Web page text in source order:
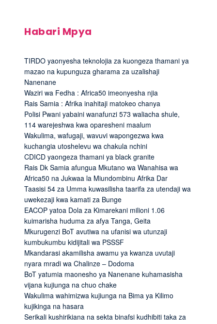
Habari Mpya
TIRDO yaonyesha teknolojia za kuongeza thamani ya
mazao na kupunguza gharama za uzalishaji
Nanenane
Waziri wa Fedha : Africa50 imeonyesha njia
Rais Samia : Afrika inahitaji matokeo chanya
Polisi Pwani yabaini wanafunzi 573 waliacha shule,
114 warejeshwa kwa oparesheni maalum
Wakulima, wafugaji, wavuvi wapongezwa kwa
kuchangia utoshelevu wa chakula nchini
CDICD yaongeza thamani ya black granite
Rais Dk Samia afungua Mkutano wa Wanahisa wa
Africa50 na Jukwaa la Miundombinu Afrika Dar
Taasisi 54 za Umma kuwasilisha taarifa za utendaji wa
uwekezaji kwa kamati za Bunge
EACOP yatoa Dola za Kimarekani milioni 1.06
kuimarisha huduma za afya Tanga, Geita
Mkurugenzi BoT avutiwa na ufanisi wa utunzaji
kumbukumbu kidijitali wa PSSSF
Mkandarasi akamilisha awamu ya kwanza uvutaji
nyara mradi wa Chalinze – Dodoma
BoT yatumia maonesho ya Nanenane kuhamasisha
vijana kujiunga na chuo chake
Wakulima wahimizwa kujiunga na Bima ya Kilimo
kujikinga na hasara
Serikali kushirikiana na sekta binafsi kudhibiti taka za